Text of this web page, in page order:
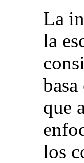
La
la
que
los